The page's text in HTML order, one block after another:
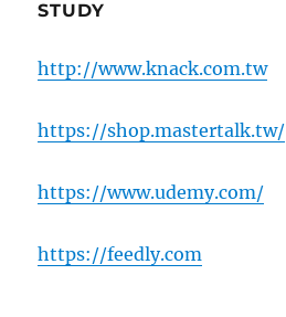
STUDY
http://www.knack.com.tw
https://shop.mastertalk.tw/
https://www.udemy.com/
https://feedly.com